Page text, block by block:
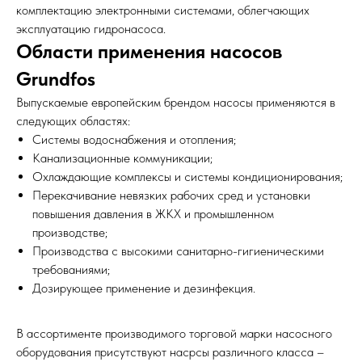
комплектацию электронными системами, облегчающих
эксплуатацию гидронасоса.
Области применения насосов
Grundfos
Выпускаемые европейским брендом насосы применяются в
следующих областях:
Системы водоснабжения и отопления;
Канализационные коммуникации;
Охлаждающие комплексы и системы кондиционирования;
Перекачивание невязких рабочих сред и установки
повышения давления в ЖКХ и промышленном
производстве;
Производства с высокими санитарно-гигиеническими
требованиями;
Дозирующее применение и дезинфекция.
В ассортименте производимого торговой марки насосного
оборудования присутствуют насрсы различного класса –